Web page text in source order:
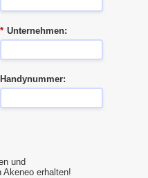
* Unternehmen:
Handynummer:
und
Akeneo erhalten!